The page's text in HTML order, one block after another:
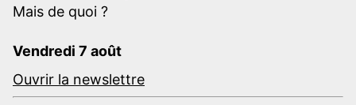
Mais de quoi ?
Vendredi 7 août
Ouvrir la newslettre